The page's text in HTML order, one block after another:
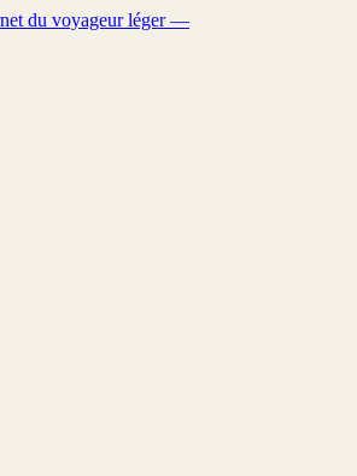
du voyageur léger —